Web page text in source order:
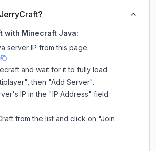
with Minecraft Java:
server IP from this page:
and wait for it to fully load.
then "Add Server".
IP in the "IP Address" field.
from the list and click on "Join